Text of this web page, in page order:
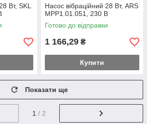
Вт, SKL
Насос вібраційний 28 Вт, ARS
MPP1.01.051, 230 В
Готово до відправки
1 166,29 ₴
Купити
Показати ще
1 / 2